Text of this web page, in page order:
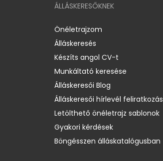
ÁLLÁSKERESŐKNEK
Önéletrajzom
Álláskeresés
Készíts angol CV-t
Munkáltató keresése
Álláskeresői Blog
Álláskeresői hírlevél feliratkozás
Letölthető önéletrajz sablonok
Gyakori kérdések
Böngésszen álláskatalógusban